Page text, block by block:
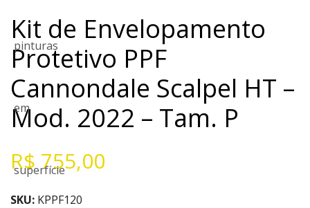
Kit de Envelopamento
Protetivo PPF
Cannondale Scalpel HT –
Mod. 2022 – Tam. P
R$755,00
SKU: KPPF120